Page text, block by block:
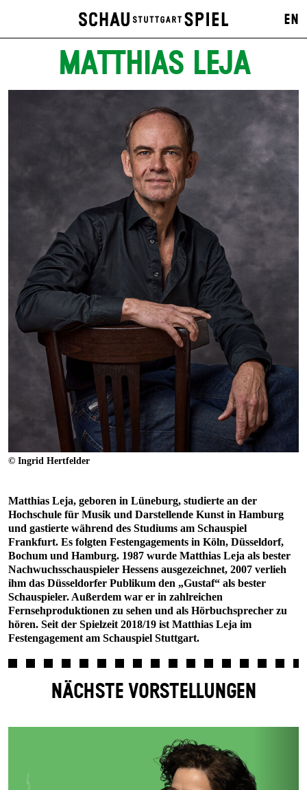
EN
MATTHIAS LEJA
© Ingrid Hertfelder
Matthias Leja, geboren in Lüneburg, studierte an der
Hochschule für Musik und Darstellende Kunst in Hamburg
und gastierte während des Studiums am Schauspiel
Frankfurt. Es folgten Festengagements in Köln, Düsseldorf,
Bochum und Hamburg. 1987 wurde Matthias Leja als bester
Nachwuchsschauspieler Hessens ausgezeichnet, 2007 verlieh
ihm das Düsseldorfer Publikum den „Gustaf“ als bester
Schauspieler. Außerdem war er in zahlreichen
Fernsehproduktionen zu sehen und als Hörbuchsprecher zu
hören. Seit der Spielzeit 2018/19 ist Matthias Leja im
Festengagement am Schauspiel Stuttgart.
NÄCHSTE VORSTELLUNGEN